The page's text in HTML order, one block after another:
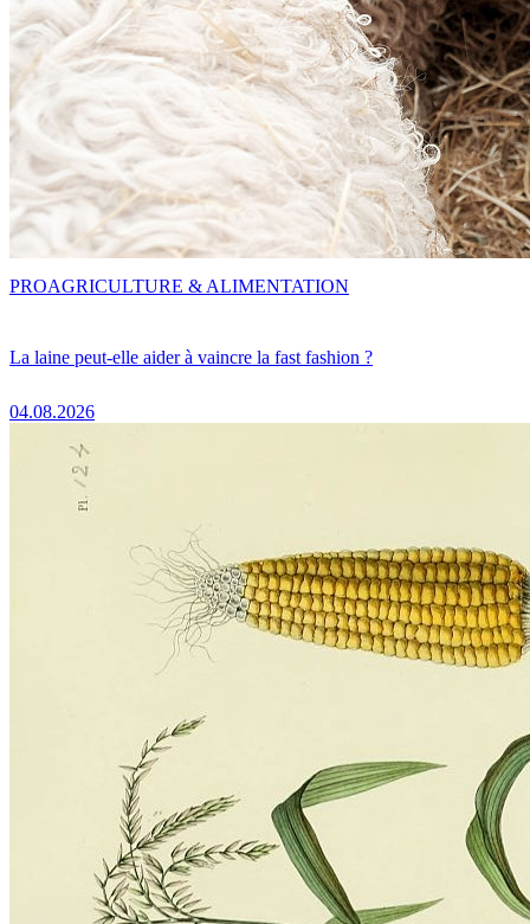
La laine peut-elle aider à vaincre la fast fashion ?
04.08.2026
PROAGRICULTURE & ALIMENTATION